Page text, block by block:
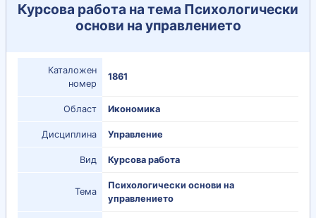
Курсова работа на тема Психологически
основи на управлението
Каталожен
номер
1861
Област Икономика
Дисциплина Управление
Вид Курсова работа
Тема
Психологически основи на
управлението